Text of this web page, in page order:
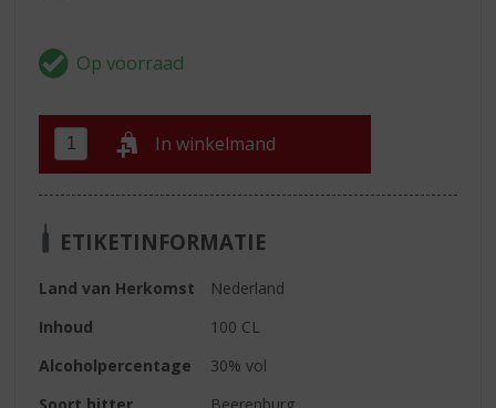
In winkelmand
ETIKETINFORMATIE
Land van Herkomst
Nederland
Inhoud
100 CL
Alcoholpercentage
30% vol
Soort bitter
Beerenburg